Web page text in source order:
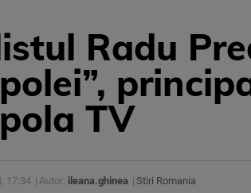
Radu
TV
17:34 Autor: ileana.ghinea Stiri Romania